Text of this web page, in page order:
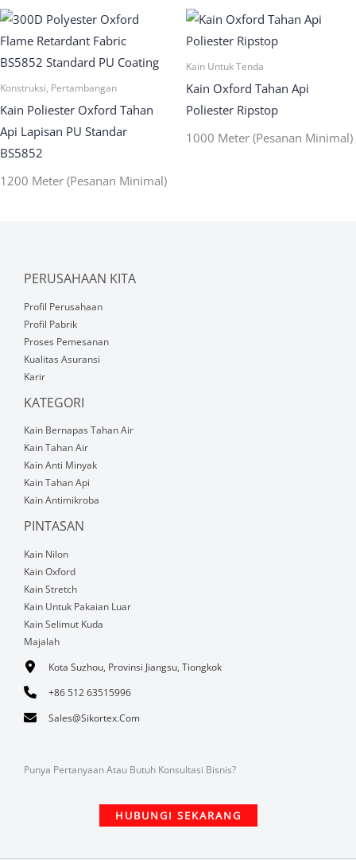
Konstruksi, Pertambangan
Kain Poliester Oxford Tahan
Api Lapisan PU Standar
BS5852
1200 Meter (Pesanan Minimal)
Kain Untuk Tenda
Kain Oxford Tahan Api
Poliester Ripstop
1000 Meter (Pesanan Minimal)
PERUSAHAAN KITA
Profil Perusahaan
Profil Pabrik
Proses Pemesanan
Kualitas Asuransi
Karir
KATEGORI
Kain Bernapas Tahan Air
Kain Tahan Air
Kain Anti Minyak
Kain Tahan Api
Kain Antimikroba
PINTASAN
Kain Nilon
Kain Oxford
Kain Stretch
Kain Untuk Pakaian Luar
Kain Selimut Kuda
Majalah
Kota Suzhou, Provinsi Jiangsu, Tiongkok
+86 512 63515996
Sales@sikortex.com
Punya Pertanyaan Atau Butuh Konsultasi Bisnis?
HUBUNGI SEKARANG